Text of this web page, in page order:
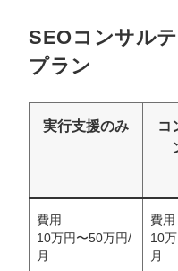
SEOコンサル
プラン
実行支援のみ
コ
費用
10万円〜50万円/
月
費用
10
月